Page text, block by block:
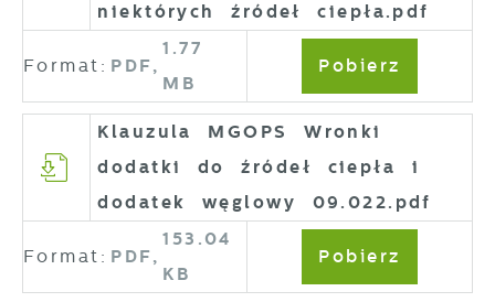
niektórych źródeł ciepła.pdf
Format: PDF,
1.77
MB
Pobierz
Klauzula MGOPS Wronki
dodatki do źródeł ciepła i
dodatek węglowy 09.022.pdf
Format: PDF,
153.04
KB
Pobierz